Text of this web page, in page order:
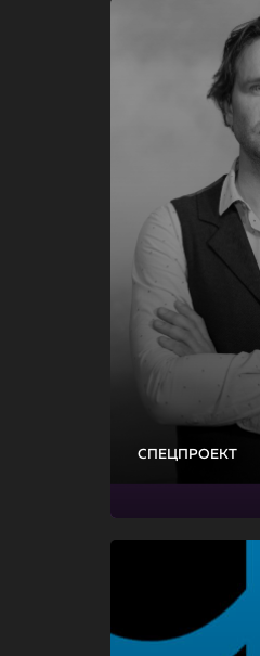
СПЕЦПРОЕКТ